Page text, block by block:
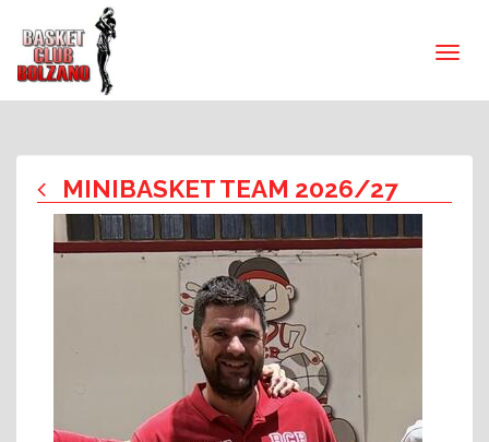
MINIBASKET TEAM 2026/27